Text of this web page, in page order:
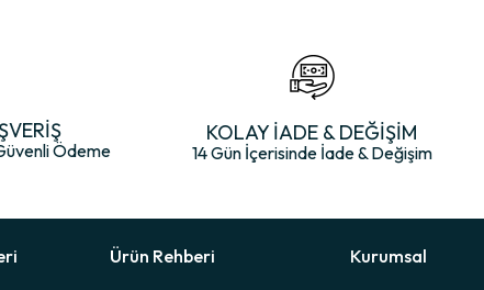
Ödeme
KOLAY İADE & DEĞİŞİM
14 Gün İçerisinde İade & Değişim
Ürün Rehberi Kurumsal